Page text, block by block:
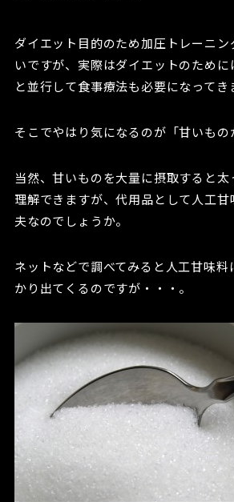
ダイエット目的のため加圧トレーニ
いですが、実際はダイエットのため
と並行して食事療法も必要になってき
そこでやはり気になるのが「甘いもの
当然、甘いものを大量に摂取すると
理解できますが、代用品として人工
夫なのでしょうか。
ネットなどで調べてみると人工甘味料
かり出てくるのですが・・・。